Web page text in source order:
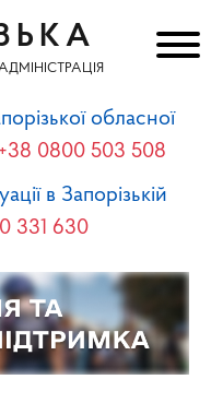
обласної
+38 0800 503 508
в Запорізькій
331 630